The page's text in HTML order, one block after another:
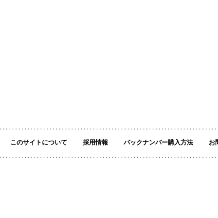
このサイトについて 採用情報 バックナンバー購入方法 お